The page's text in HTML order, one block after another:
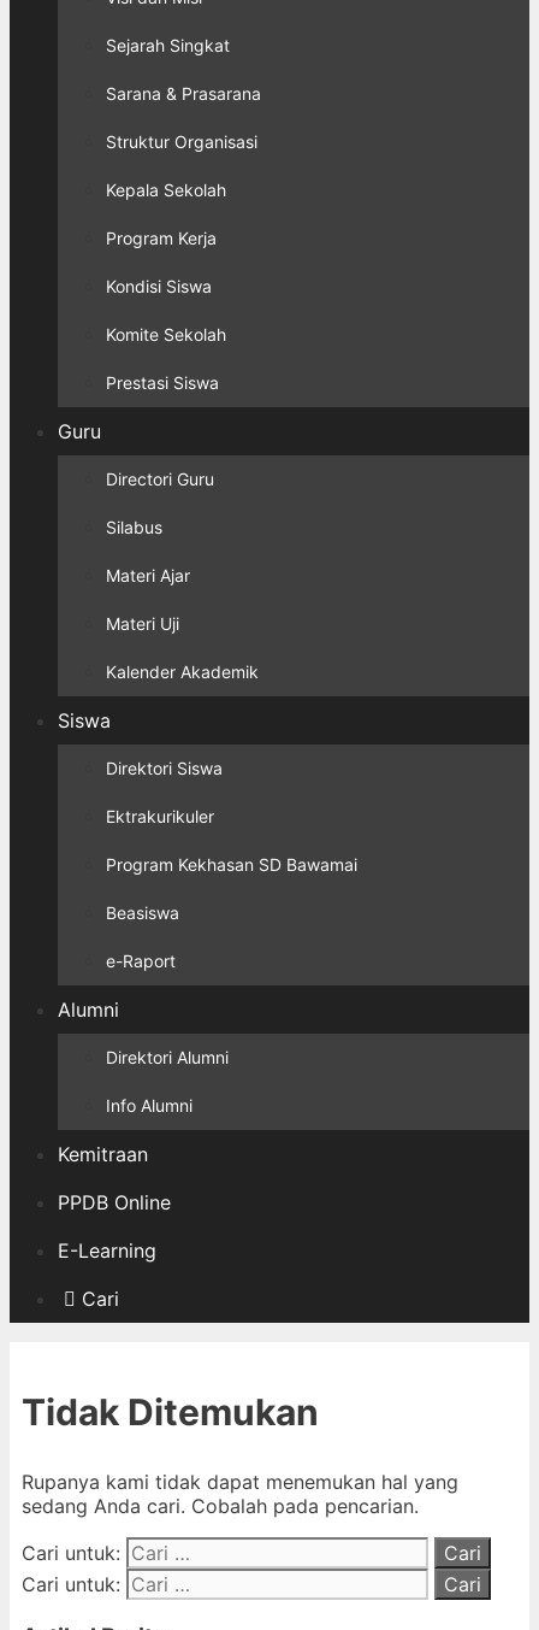
Sejarah Singkat
Sarana & Prasarana
Struktur Organisasi
Kepala Sekolah
Program Kerja
Kondisi Siswa
Komite Sekolah
Prestasi Siswa
Guru
Directori Guru
Silabus
Materi Ajar
Materi Uji
Kalender Akademik
Siswa
Direktori Siswa
Ektrakurikuler
Program Kekhasan SD Bawamai
Beasiswa
e-Raport
Alumni
Direktori Alumni
Info Alumni
Kemitraan
PPDB Online
E-Learning
Cari
Tidak Ditemukan
Rupanya kami tidak dapat menemukan hal yang
sedang Anda cari. Cobalah pada pencarian.
Cari untuk:
Cari untuk: